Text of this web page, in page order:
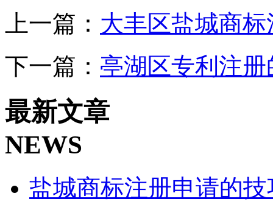
上一篇： 大丰区盐城商
下一篇： 亭湖区专利注
最新文章
NEWS
盐城商标注册申请的